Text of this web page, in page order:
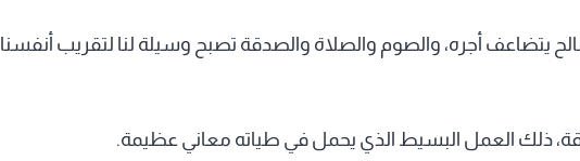
يتضاعف أجره، والصوم والصلاة والصدقة تصبح وسيلة لنا لتقريب أنفسنا
ذلك العمل البسيط الذي يحمل في طياته معاني عظيمة.